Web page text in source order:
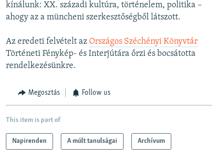
kínálunk: XX. századi kultúra, történelem, politika –
ahogy az a müncheni szerkesztőségből látszott.
Az eredeti felvételt az Országos Széchényi Könyvtár
Történeti Fénykép- és Interjútára őrzi és bocsátotta
rendelkezésünkre.
Megosztás Follow us
This item is part of
Napirenden A múlt tanulságai Archívum